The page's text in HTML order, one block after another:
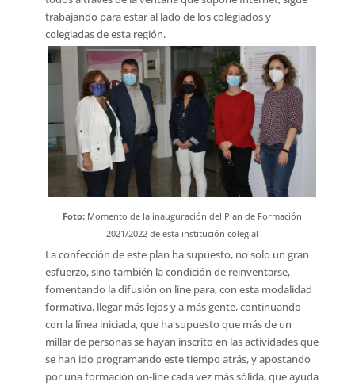
trabajando para estar al lado de los colegiados y
colegiadas de esta región.
Foto:Momento de la inauguración del Plan de Formación
2021/2022 de esta institución colegial
La confección de este plan ha supuesto, no solo un gran
esfuerzo, sino también la condición de reinventarse,
fomentando la difusión on line para, con esta modalidad
formativa, llegar más lejos y a más gente, continuando
con la línea iniciada, que ha supuesto que más de un
millar de personas se hayan inscrito en las actividades que
se han ido programando este tiempo atrás, y apostando
por una formación on-line cada vez más sólida, que ayuda